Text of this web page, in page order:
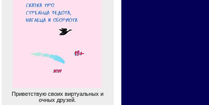
Приветствую своих виртуальных и
очных друзей.